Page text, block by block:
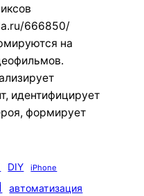
666850/
на
идентифицирует
формирует
DIY iPhone
автоматизация